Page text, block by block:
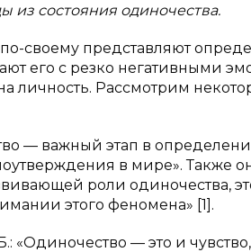
из состояния одиночества.
своему представляют
его с резко негативными
Рассмотрим
— важный этап в
в мире». Также
роли одиночества,
этого феномена» [1].
— это и чувство,